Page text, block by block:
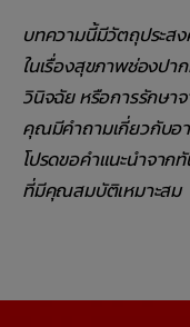
บทความนี้มีวัตถุประสง
ในเรื่องสุขภาพช่องปา
วินิจฉัย หรือการรักษา
คุณมีคำถามเกี่ยวกับอ
โปรดขอคำแนะนำจา
ที่มีคุณสมบัติเหมาะสม